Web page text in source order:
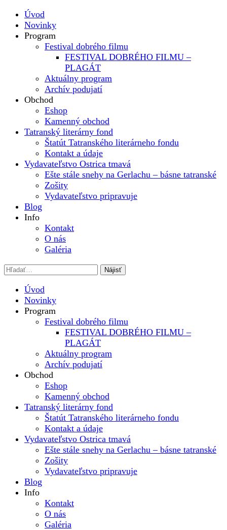
Úvod
Novinky
Program
Festival dobrého filmu
FESTIVAL DOBRÉHO FILMU –
PLAGÁT
Aktuálny program
Archív podujatí
Obchod
Eshop
Kamenný obchod
Tatranský literárny fond
Štatút Tatranského literárneho fondu
Kontakt a údaje
Vydavateľstvo Ostrica tmavá
Ešte stále snehy na Gerlachu – básne tatranské
Zošity
Vydavateľstvo pripravuje
Blog
Info
Kontakt
O nás
Galéria
Úvod
Novinky
Program
Festival dobrého filmu
FESTIVAL DOBRÉHO FILMU –
PLAGÁT
Aktuálny program
Archív podujatí
Obchod
Eshop
Kamenný obchod
Tatranský literárny fond
Štatút Tatranského literárneho fondu
Kontakt a údaje
Vydavateľstvo Ostrica tmavá
Ešte stále snehy na Gerlachu – básne tatranské
Zošity
Vydavateľstvo pripravuje
Blog
Info
Kontakt
O nás
Galéria